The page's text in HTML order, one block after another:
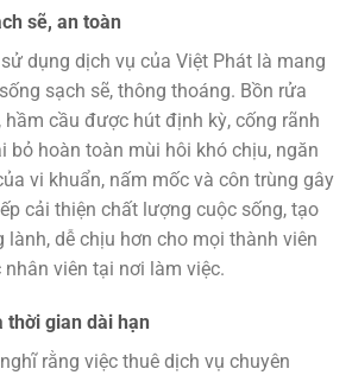
sẽ, an toàn
dụng dịch vụ của Việt Phát là mang
sạch sẽ, thông thoáng. Bồn rửa
cầu được hút định kỳ, cống rãnh
bỏ hoàn toàn mùi hôi khó chịu, ngăn
vi khuẩn, nấm mốc và côn trùng gây
cải thiện chất lượng cuộc sống, tạo
lành, dễ chịu hơn cho mọi thành viên
viên tại nơi làm việc.
thời gian dài hạn
rằng việc thuê dịch vụ chuyên